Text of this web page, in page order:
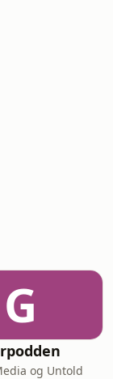
G
og Untold